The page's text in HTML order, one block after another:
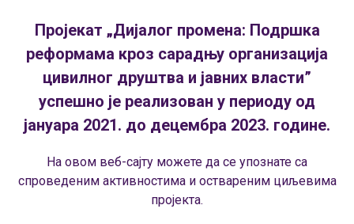
Пројекат „Дијалог промена: Подршка
реформама кроз сарадњу организација
цивилног друштва и јавних власти”
успешно је реализован у периоду од
јануара 2021. до децембра 2023. године.
На овом веб-сајту можете да се упознате са
спроведеним активностима и оствареним циљевима
пројекта.